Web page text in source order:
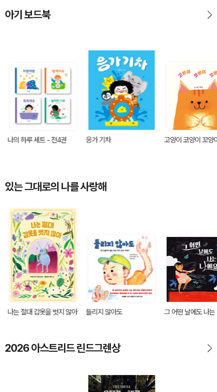
아기 보드북
나의 하루 세트 - 전4권 응가 기차 고양이 코양이 꼬양
있는 그대로의 나를 사랑해
나는 절대 갑옷을 벗지 않아 들리지 않아도 그 어떤 날에도 나는
2026 아스트리드 린드그렌상